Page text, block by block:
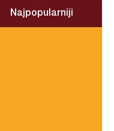
Najpopularniji